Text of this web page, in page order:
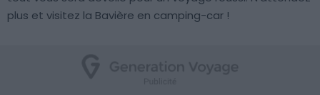
plus et visitez la Bavière en camping-car !